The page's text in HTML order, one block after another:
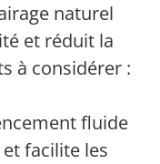
naturel
et réduit la
à considérer :
fluide
facilite les